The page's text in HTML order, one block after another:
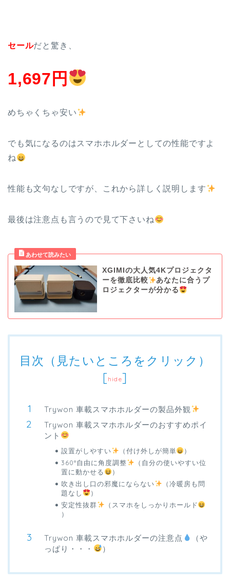
セールだと驚き、
1,697円
めちゃくちゃ安い
でも気になるのはスマホホルダーとしての性能ですよ
ね
性能も文句なしですが、これから詳しく説明します
最後は注意点も言うので見て下さいね
XGIMIの大人気4Kプロジェクタ
ーを徹底比較
あなたに合うプ
ロジェクターが分かる
目次（見たいところをクリック）
[hide]
Trywon 車載スマホホルダーの製品外観
Trywon 車載スマホホルダーのおすすめポイ
ント
設置がしやすい （付け外しが簡単
）
360°自由に角度調整
（自分の使いやすい位
置に動かせる
）
吹き出し口の邪魔にならない
（冷暖房も問
題なし
）
安定性抜群
（スマホをしっかりホールド
）
Trywon 車載スマホホルダーの注意点
（や
っぱり・・・
）